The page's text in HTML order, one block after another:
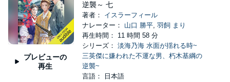
プレビューの
再生
逆襲～ 七
著者： イスラーフィール
ナレーター： 山口 勝平, 羽飼 まり
再生時間： 11 時間 58 分
シリーズ： 淡海乃海 水面が揺れる時~
三英傑に嫌われた不運な男、朽木基綱の
逆襲~
言語： 日本語